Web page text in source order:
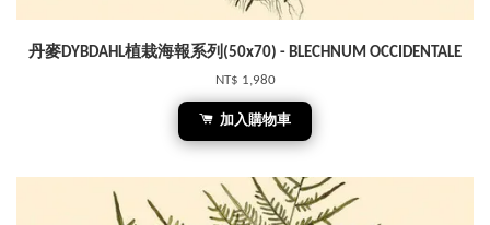
丹麥DYBDAHL植栽海報系列(50x70) - BLECHNUM OCCIDENTALE
NT$ 1,980
加入購物車